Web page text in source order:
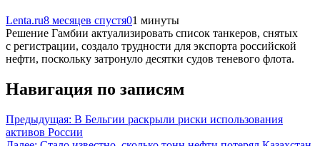
Lenta.ru8 месяцев спустя01 минуты
Решение Гамбии актуализировать список танкеров, снятых
с регистрации, создало трудности для экспорта российской
нефти, поскольку затронуло десятки судов теневого флота.
Навигация по записям
Предыдущая: В Бельгии раскрыли риски использования
активов России